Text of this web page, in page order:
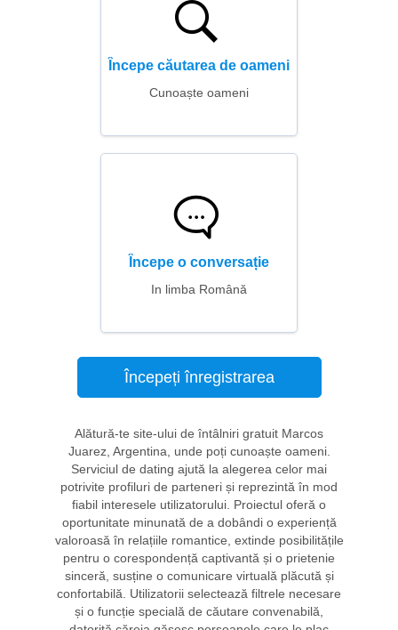
Începe căutarea de oameni
Cunoaște oameni
Începe o conversație
In limba Română
Începeți înregistrarea
Alătură-te site-ului de întâlniri gratuit Marcos
Juarez, Argentina, unde poți cunoaște oameni.
Serviciul de dating ajută la alegerea celor mai
potrivite profiluri de parteneri și reprezintă în mod
fiabil interesele utilizatorului. Proiectul oferă o
oportunitate minunată de a dobândi o experiență
valoroasă în relațiile romantice, extinde posibilitățile
pentru o corespondență captivantă și o prietenie
sinceră, susține o comunicare virtuală plăcută și
confortabilă. Utilizatorii selectează filtrele necesare
și o funcție specială de căutare convenabilă,